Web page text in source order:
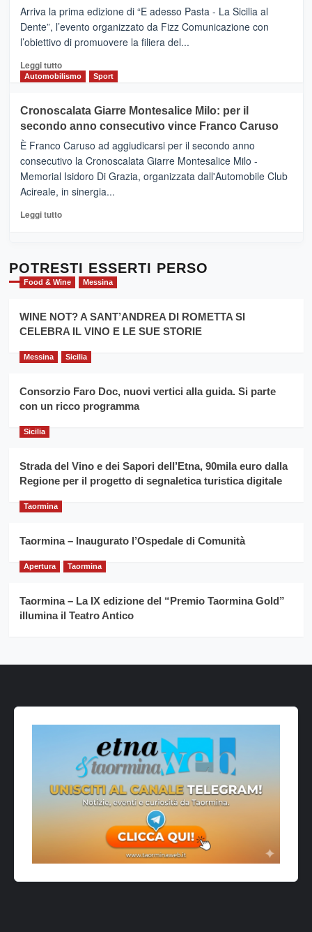
(Ct)
–
Il
Borgo
Gusto,
il
tra
sapori
vicoli
medievali
Arriva la prima edizione di “E adesso Pasta - La Sicilia al
Dente”, l’evento organizzato da Fizz Comunicazione con
l’obiettivo di promuovere la filiera del...
Leggi tuttoLeggi
di
Mondello
(Palermo)
–
“E
adesso
Pasta
–
Sicilia
l’
evento
per
la
filiera
grano
Automobilismo Sport
Cronoscalata Giarre Montesalice Milo: per il
secondo anno consecutivo vince Franco Caruso
È Franco Caruso ad aggiudicarsi per il secondo anno
consecutivo la Cronoscalata Giarre Montesalice Milo -
Memorial Isidoro Di Grazia, organizzata dall'Automobile Club
Acireale, in sinergia...
Leggi tuttoLeggi
Cronoscalata
Giarre
Montesalice
per
il
anno
Franco
Caruso
POTRESTI ESSERTI PERSO
Food & Wine Messina
WINE NOT? A SANT’ANDREA DI ROMETTA SI
CELEBRA IL VINO E LE SUE STORIE
Messina Sicilia
Consorzio Faro Doc, nuovi vertici alla guida. Si parte
con un ricco programma
Sicilia
Strada del Vino e dei Sapori dell’Etna, 90mila euro dalla
Regione per il progetto di segnaletica turistica digitale
Taormina
Taormina – Inaugurato l’Ospedale di Comunità
Apertura Taormina
Taormina – La IX edizione del “Premio Taormina Gold”
illumina il Teatro Antico